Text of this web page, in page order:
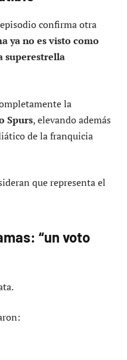
confirma otra
ya no es visto como
superestrella
la
Spurs, elevando además
de la franquicia
que representa el
“un voto